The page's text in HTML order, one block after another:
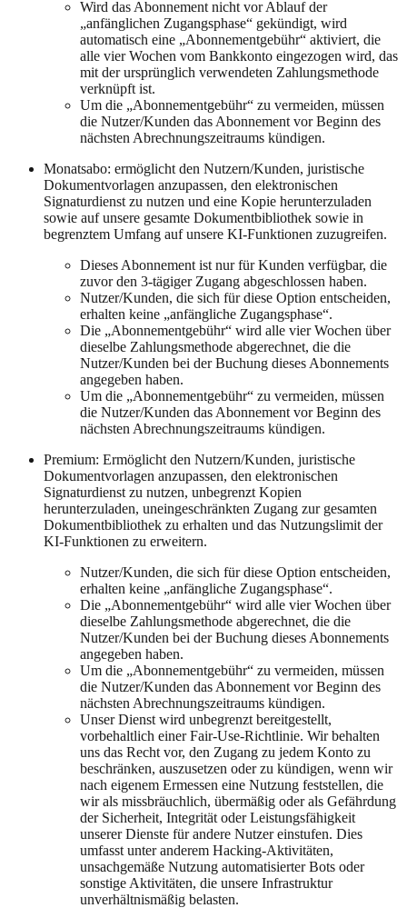
Wird das Abonnement nicht vor Ablauf der
„anfänglichen Zugangsphase“ gekündigt, wird
automatisch eine „Abonnementgebühr“ aktiviert, die
alle vier Wochen vom Bankkonto eingezogen wird, das
mit der ursprünglich verwendeten Zahlungsmethode
verknüpft ist.
Um die „Abonnementgebühr“ zu vermeiden, müssen
die Nutzer/Kunden das Abonnement vor Beginn des
nächsten Abrechnungszeitraums kündigen.
Monatsabo: ermöglicht den Nutzern/Kunden, juristische
Dokumentvorlagen anzupassen, den elektronischen
Signaturdienst zu nutzen und eine Kopie herunterzuladen
sowie auf unsere gesamte Dokumentbibliothek sowie in
begrenztem Umfang auf unsere KI-Funktionen zuzugreifen.
Dieses Abonnement ist nur für Kunden verfügbar, die
zuvor den 3-tägiger Zugang abgeschlossen haben.
Nutzer/Kunden, die sich für diese Option entscheiden,
erhalten keine „anfängliche Zugangsphase“.
Die „Abonnementgebühr“ wird alle vier Wochen über
dieselbe Zahlungsmethode abgerechnet, die die
Nutzer/Kunden bei der Buchung dieses Abonnements
angegeben haben.
Um die „Abonnementgebühr“ zu vermeiden, müssen
die Nutzer/Kunden das Abonnement vor Beginn des
nächsten Abrechnungszeitraums kündigen.
Premium: Ermöglicht den Nutzern/Kunden, juristische
Dokumentvorlagen anzupassen, den elektronischen
Signaturdienst zu nutzen, unbegrenzt Kopien
herunterzuladen, uneingeschränkten Zugang zur gesamten
Dokumentbibliothek zu erhalten und das Nutzungslimit der
KI-Funktionen zu erweitern.
Nutzer/Kunden, die sich für diese Option entscheiden,
erhalten keine „anfängliche Zugangsphase“.
Die „Abonnementgebühr“ wird alle vier Wochen über
dieselbe Zahlungsmethode abgerechnet, die die
Nutzer/Kunden bei der Buchung dieses Abonnements
angegeben haben.
Um die „Abonnementgebühr“ zu vermeiden, müssen
die Nutzer/Kunden das Abonnement vor Beginn des
nächsten Abrechnungszeitraums kündigen.
Unser Dienst wird unbegrenzt bereitgestellt,
vorbehaltlich einer Fair-Use-Richtlinie. Wir behalten
uns das Recht vor, den Zugang zu jedem Konto zu
beschränken, auszusetzen oder zu kündigen, wenn wir
nach eigenem Ermessen eine Nutzung feststellen, die
wir als missbräuchlich, übermäßig oder als Gefährdung
der Sicherheit, Integrität oder Leistungsfähigkeit
unserer Dienste für andere Nutzer einstufen. Dies
umfasst unter anderem Hacking-Aktivitäten,
unsachgemäße Nutzung automatisierter Bots oder
sonstige Aktivitäten, die unsere Infrastruktur
unverhältnismäßig belasten.